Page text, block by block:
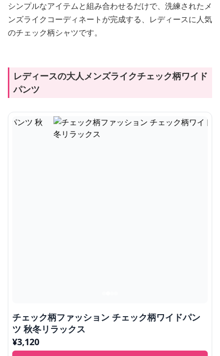
シンプルなアイテムと組み合わせるだけで、洗練されたメ
ンズライクコーディネートが完成する、レディースに人気
のチェック柄シャツです。
レディースの大人メンズライクチェック柄ワイド
パンツ
チェック柄ファッション チェック柄ワイドパン
ツ 秋冬リラックス
¥3,120